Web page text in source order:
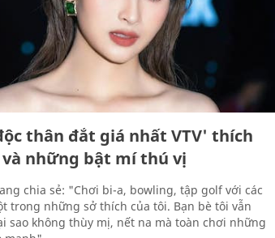
thân đắt giá nhất VTV' thích
những bật mí thú vị
chia sẻ: "Chơi bi-a, bowling, tập golf với các
trong những sở thích của tôi. Bạn bè tôi vẫn
sao không thùy mị, nết na mà toàn chơi những